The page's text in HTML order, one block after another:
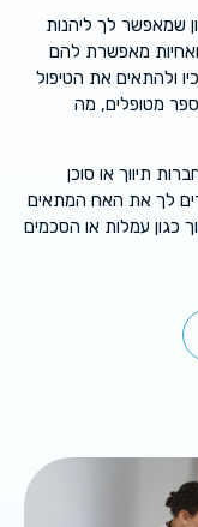
שמאפשר לך ליהנות
ואחיות מאפשרת להם
ולהתאים את הטיפול
מטופלים, מה
תיווך או סוכן
לך את האח המתאים
כגון עמלות או הסכמים